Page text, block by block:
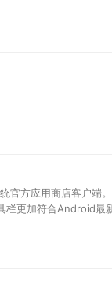
官方应用商店客户端
更加符合Android最